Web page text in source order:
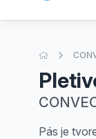
Úvodná
Pás je